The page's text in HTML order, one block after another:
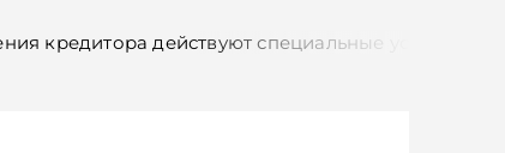
кредитора действуют специальные условия